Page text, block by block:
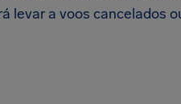
levar a voos cancelados